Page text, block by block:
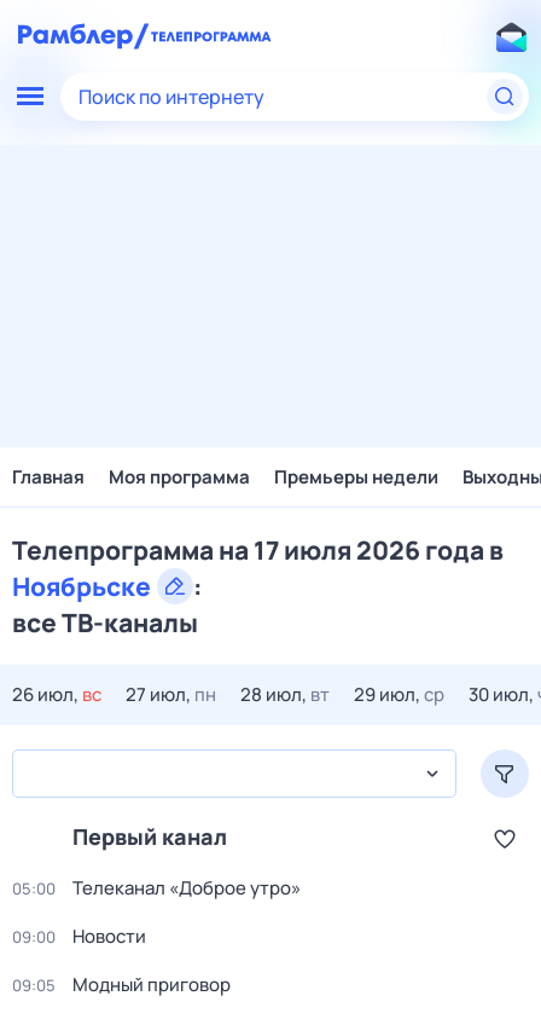
Поиск по интернету
Главная Моя программа Премьеры недели
Телепрограмма на 17 июля 2026 года в
Ноябрьске
:
все ТВ-каналы
26 июл, вс 27 июл, пн 28 июл, вт 29 июл,ср 30 июл,
Первый канал
05:00 Телеканал «Доброе утро»
09:00 Новости
09:05 Модный приговор